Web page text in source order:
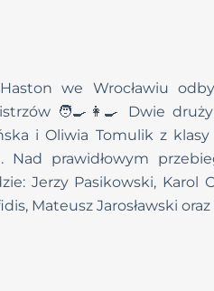
we Wrocławiu
🧑‍🍳👩‍🍳 Dwie
i Oliwia Tomulik z
Nad prawidłowym
Jerzy Pasikowski, Karol
Mateusz Jarosławski